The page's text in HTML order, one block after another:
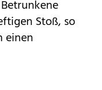
Stoß, so
einen